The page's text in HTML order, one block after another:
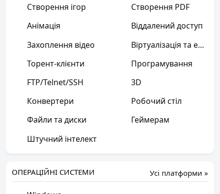
Створення ігор
Створення PDF
Анімація
Віддалений доступ
Захоплення відео
Віртуалізація та емуляція
Торент-клієнти
Програмування
FTP/Telnet/SSH
3D
Конвертери
Робочий стіл
Файли та диски
Геймерам
Штучний інтелект
Усі платформи »
ОПЕРАЦІЙНІ СИСТЕМИ